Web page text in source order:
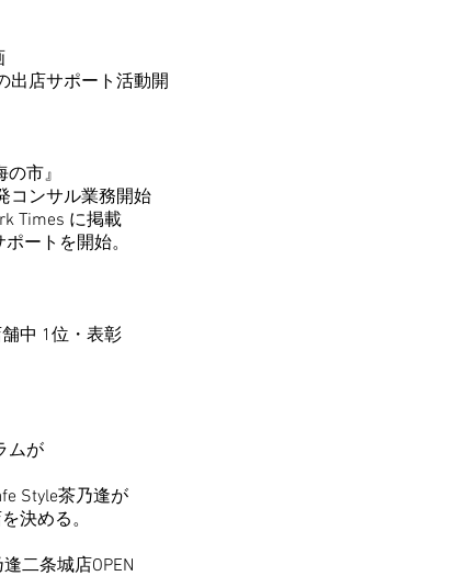
出店サポート 活動開
市』
ンサル業務開始
Times に掲載
ートを開始。
中 1位・表彰
ムが
Style茶乃逢が
める。
条城店OPEN